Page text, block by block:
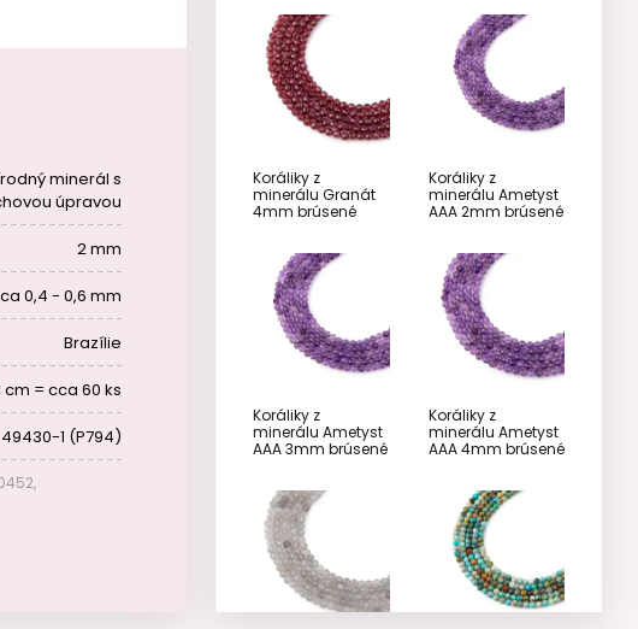
minerál s
úpravou
2 mm
0,4 - 0,6 mm
Brazílie
cm = cca 60 ks
49430-1 (P794)
Koráliky z
minerálu Granát
4mm brúsené
Koráliky z
minerálu Ametyst
AAA 2mm brúsené
Koráliky z
minerálu Ametyst
AAA 3mm brúsené
Koráliky z
minerálu Ametyst
AAA 4mm brúsené